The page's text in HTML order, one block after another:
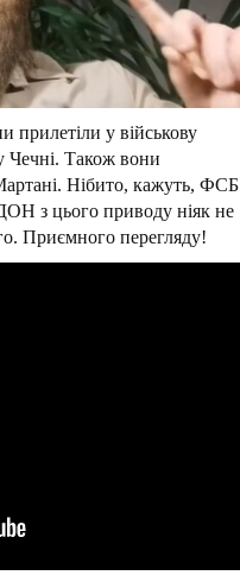
прилетіли у військову
Чечні. Також вони
Нібито, кажуть, ФСБ
з цього приводу ніяк не
Приємного перегляду!